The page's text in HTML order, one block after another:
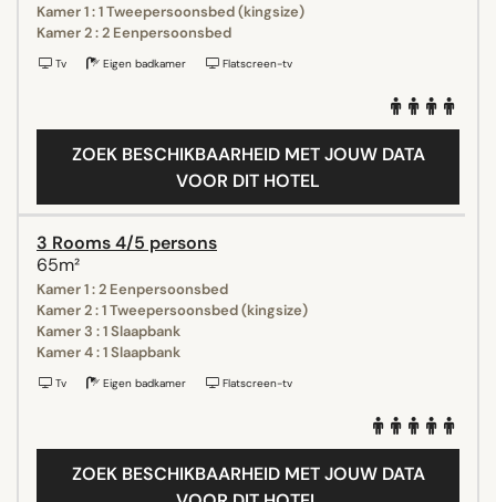
Kamer 1 : 1 Tweepersoonsbed (kingsize)
Kamer 2 : 2 Eenpersoonsbed
Tv Eigen badkamer Flatscreen-tv
ZOEK BESCHIKBAARHEID MET JOUW DATA
VOOR DIT HOTEL
3 Rooms 4/5 persons
65m²
Kamer 1 : 2 Eenpersoonsbed
Kamer 2 : 1 Tweepersoonsbed (kingsize)
Kamer 3 : 1 Slaapbank
Kamer 4 : 1 Slaapbank
Tv Eigen badkamer Flatscreen-tv
ZOEK BESCHIKBAARHEID MET JOUW DATA